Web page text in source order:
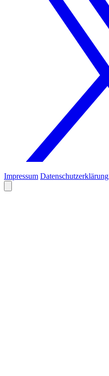
Impressum Datenschutzerklärung